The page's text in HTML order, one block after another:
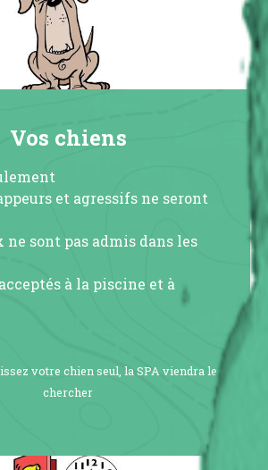
Vos chiens
et agressifs ne seront
ne sont pas admis dans les
à la piscine et à
votre chien seul, la SPA viendra le
chercher